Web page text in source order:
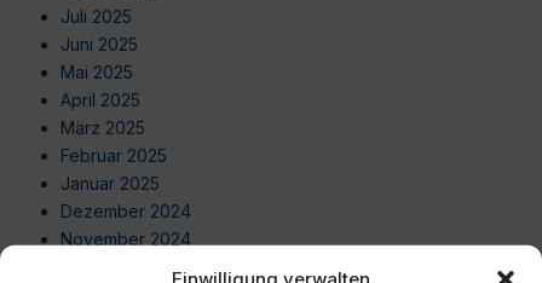
Juli 2025
Juni 2025
Mai 2025
April 2025
März 2025
Februar 2025
Januar 2025
Dezember 2024
November 2024